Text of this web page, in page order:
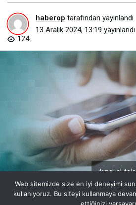
haberop tarafından yayınlandı
13 Aralık 2024, 13:19 yayınlandı
124
ikinci-el-
Web sitemizde size en iyi deneyimi
kullanıyoruz. Bu siteyi kullanmaya